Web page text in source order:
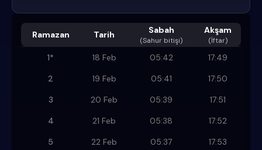
Ramazan Tarih Sabah
(Sahur bitişi)
Akşam
(İftar)
1* 18 Feb 05:42
17:49
2
19 Feb 05:41
17:50
3
20 Feb 05:39
17:51
4
21 Feb 05:38
17:52
5
22 Feb 05:37
17:53